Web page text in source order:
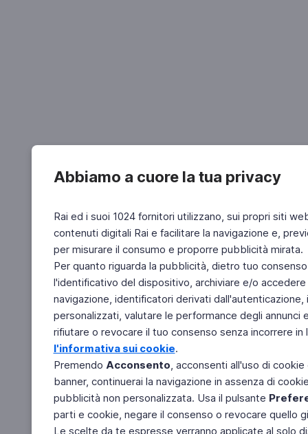
Abbiamo a cuore la tua privacy
Rai ed i suoi 1024 fornitori utilizzano, sui propri siti
contenuti digitali Rai e facilitare la navigazione e,
per misurare il consumo e proporre pubblicità mirata.
Per quanto riguarda la pubblicità, dietro tuo
l'identificativo del dispositivo, archiviare e/o
navigazione, identificatori derivati
personalizzati, valutare le performance degli
rifiutare o revocare il tuo consenso senza incorrere
l'informativa sui cookie.
Premendo Acconsento, acconsenti all'uso di
banner, continuerai la navigazione in assenza di
pubblicità non personalizzata. Usa il pulsante
parti e cookie, negare il consenso o revocare quello
Le scelte da te espresse verranno applicate al solo